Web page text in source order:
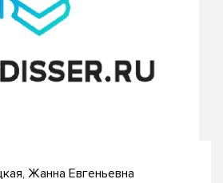
Жанна Евгеньевна